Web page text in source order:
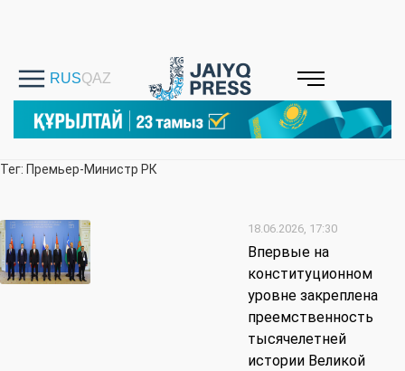
Тег: Премьер-Министр РК
18.06.2026, 17:30
Впервые на
конституционном
уровне закреплена
преемственность
тысячелетней
истории Великой